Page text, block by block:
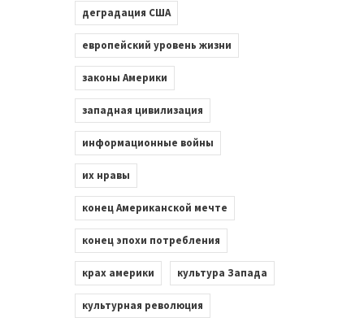
деградация США
европейский уровень жизни
законы Америки
западная цивилизация
информационные войны
их нравы
конец Американской мечте
конец эпохи потребления
крах америки культура Запада
культурная революция